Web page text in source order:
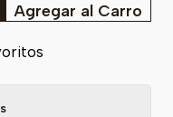
Agregar al Carro